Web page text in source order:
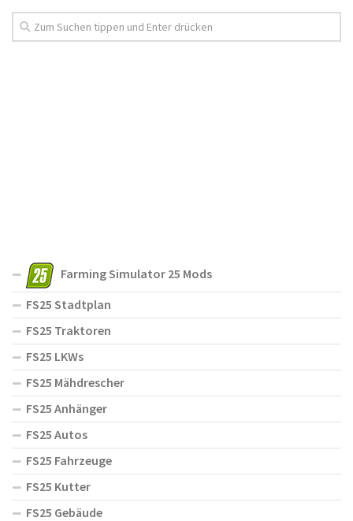
Farming Simulator 25 Mods
FS25 Stadtplan
FS25 Traktoren
FS25 LKWs
FS25 Mähdrescher
FS25 Anhänger
FS25 Autos
FS25 Fahrzeuge
FS25 Kutter
FS25 Gebäude